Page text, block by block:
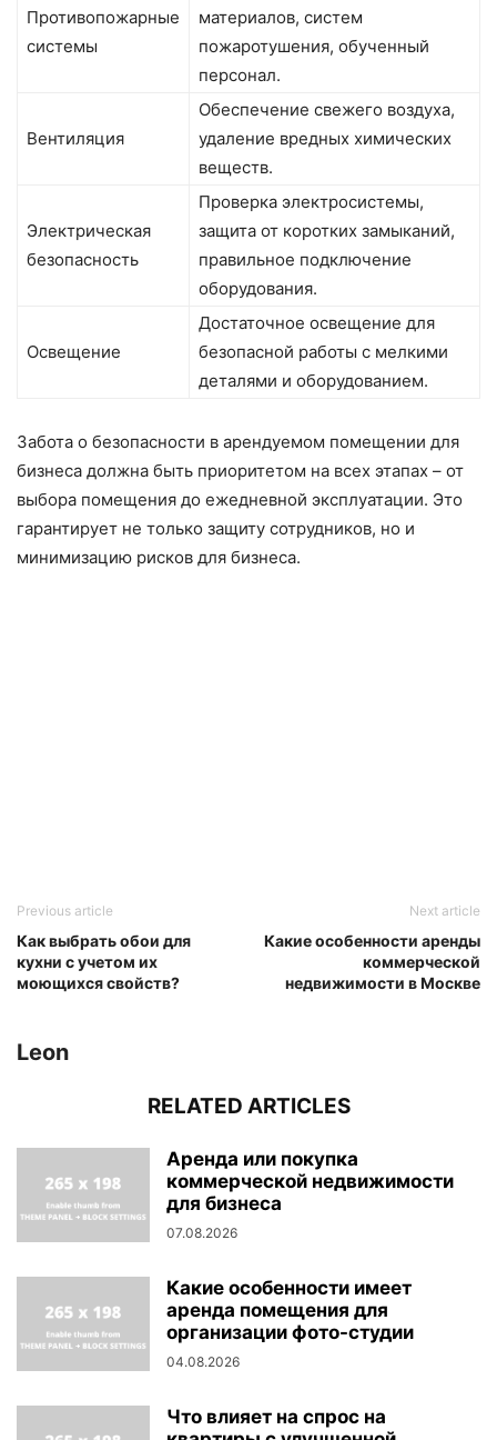
Противопожарные
системы
материалов, систем
пожаротушения, обученный
персонал.
Вентиляция
Обеспечение свежего воздуха,
удаление вредных химических
веществ.
Электрическая
безопасность
Проверка электросистемы,
защита от коротких замыканий,
правильное подключение
оборудования.
Освещение
Достаточное освещение для
безопасной работы с мелкими
деталями и оборудованием.
Забота о безопасности в арендуемом помещении для
бизнеса должна быть приоритетом на всех этапах – от
выбора помещения до ежедневной эксплуатации. Это
гарантирует не только защиту сотрудников, но и
минимизацию рисков для бизнеса.
Previous article
Как выбрать обои для
кухни с учетом их
моющихся свойств?
Next article
Какие особенности аренды
коммерческой
недвижимости в Москве
Leon
RELATED ARTICLES
Аренда или покупка
коммерческой недвижимости
для бизнеса
07.08.2026
Какие особенности имеет
аренда помещения для
организации фото-студии
04.08.2026
Что влияет на спрос на